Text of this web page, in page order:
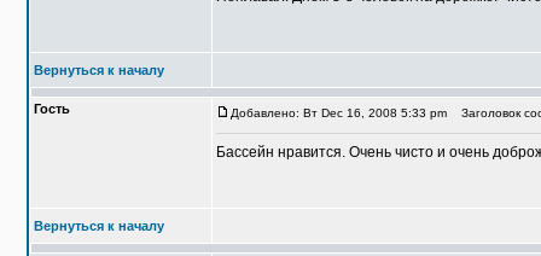
Вернуться к началу
Гость Добавлено: Вт Dec 16, 2008 5:33 pm Заголовок
Бассейн нравится. Очень чисто и очень
Вернуться к началу